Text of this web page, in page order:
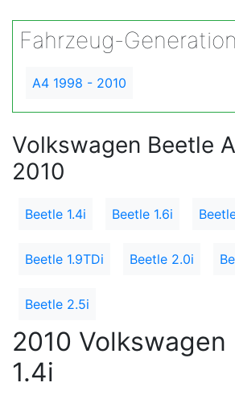
Fahrzeug-
A4 1998 - 2010
Volkswagen Beetle
2010
Beetle 1.4i Beetle 1.6i
Beetle 1.9TDi Beetle 2.0i
Beetle 2.5i
2010 Volkswagen
1.4i